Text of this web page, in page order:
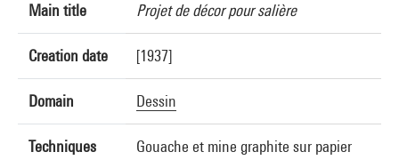
Main title Projet de décor pour salière
Creation date [1937]
Domain Dessin
Techniques Gouache et mine graphite sur papier